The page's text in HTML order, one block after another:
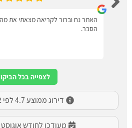
האתר נח וברור לקריאה מצאתי את מה
הסבר.
לצפייה בכל
דירוג ממוצע 4.7 לפי 132 דירוגים
מעודכן לחודש אוגוסט